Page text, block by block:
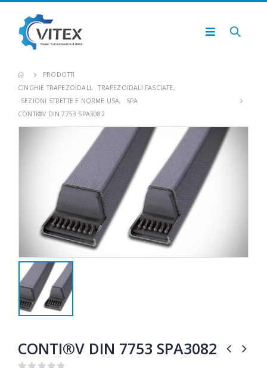
PRODOTTI
CINGHIE TRAPEZOIDALI, TRAPEZOIDALI FASCIATE,
SEZIONI STRETTE E NORME USA,
SPA
CONTI®V DIN 7753 SPA3082
CONTI®V DIN 7753 SPA3082